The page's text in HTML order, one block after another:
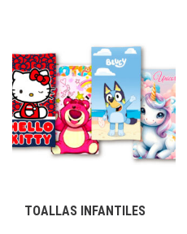
TOALLAS INFANTILES